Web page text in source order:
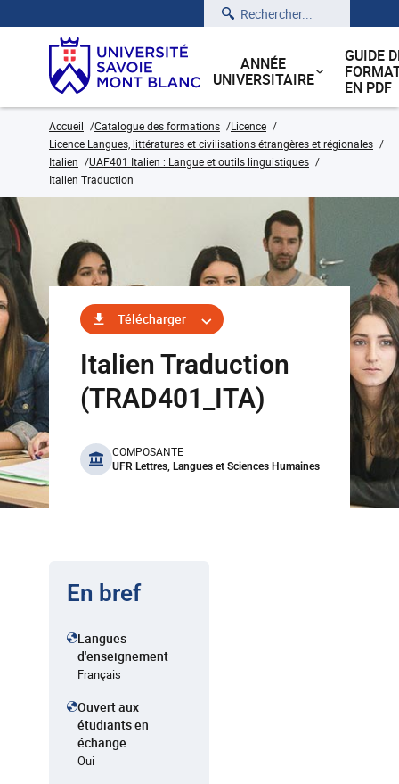
Rechercher
ANNÉE
UNIVERSITAIRE
GUIDE
EN PDF
Accueil Catalogue des formations
Licence
Licence Langues, littératures et civilisations étrangères et régionales
Italien
UAF401 Italien : Langue et outils linguistiques
Italien Traduction
Télécharger
Italien Traduction
(TRAD401_ITA)
benefits
COMPOSANTE
UFR Lettres, Langues et Sciences Humaines
En bref
Langues
d'enseignement
Français
Ouvert aux
étudiants en
échange
Oui